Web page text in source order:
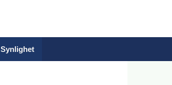
Synlighet